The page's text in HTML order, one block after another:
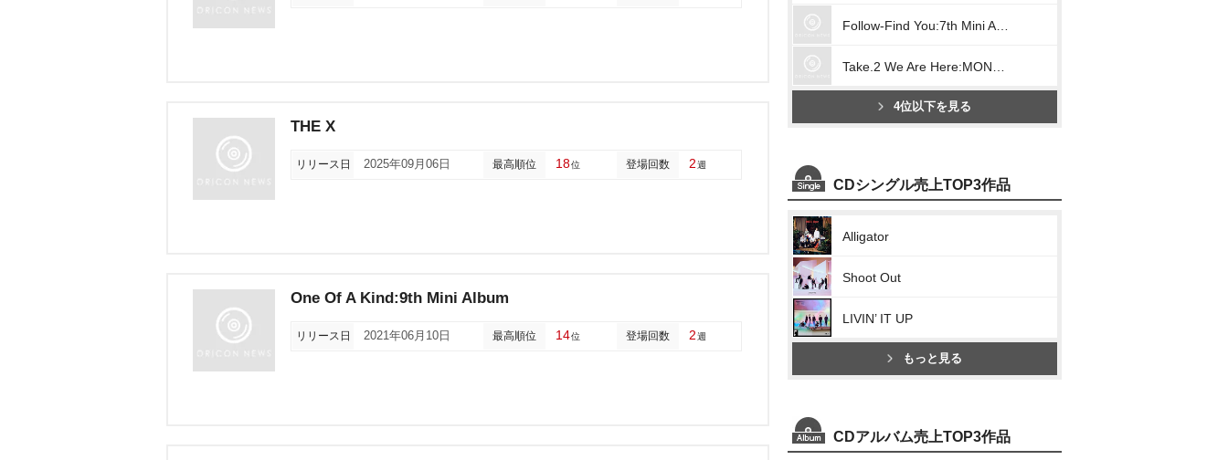
THE X
リリース日 2025年09月06日 最高順位 18位 登場回数 2週
One Of A Kind:9th Mini Album
リリース日 2021年06月10日 最高順位 14位 登場回数 2週
4位以下を見る
CDシングル売上TOP3作品
Alligator
Shoot Out
LIVIN’ IT UP
もっと見る
CDアルバム売上TOP3作品